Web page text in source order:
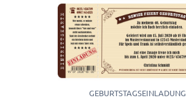
GEBURTSTAGSEINLADUNG